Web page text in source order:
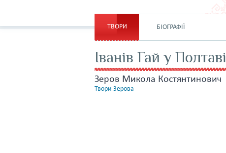
ТВОРИ БІОГРАФІЇ
Іванів Гай у Полтаві
Зеров Микола Костянтинович
Твори Зерова